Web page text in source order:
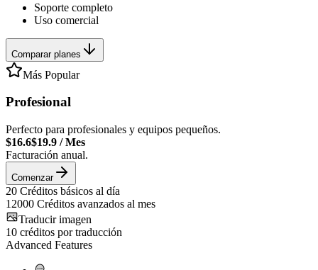
Soporte completo
Uso comercial
Comparar planes
Más Popular
Profesional
Perfecto para profesionales y equipos pequeños.
$16.6$19.9 /Mes
Facturación anual.
Comenzar
20 Créditos básicos al día
12000 Créditos avanzados al mes
Traducir imagen
10 créditos por traducción
Advanced Features